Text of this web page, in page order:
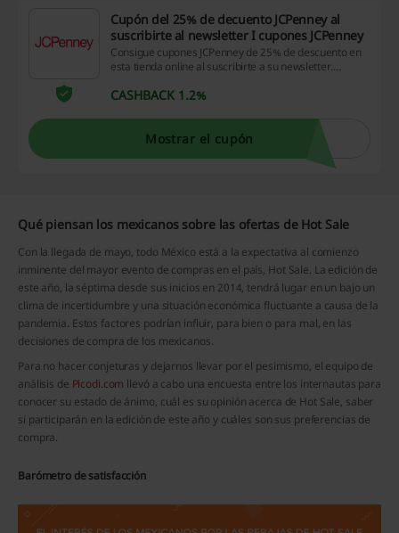
Cupón del 25% de decuento JCPenney al
suscribirte al newsletter I cupones JCPenney
Consigue cupones JCPenney de 25% de descuento en
esta tienda online al suscribirte a su newsletter.
para hombre y hazlo ahorrando plata con los cupones
informado de todas las novedades, ofertas y
promociones de la tienda online.
CASHBACK 1.2%
Mostrar el cupón
Qué piensan los mexicanos sobre las ofertas de Hot Sale
Con la llegada de mayo, todo México está a la expectativa al comienzo
inminente del mayor evento de compras en el país, Hot Sale. La edición de
este año, la séptima desde sus inicios en 2014, tendrá lugar en un bajo un
clima de incertidumbre y una situación económica fluctuante a causa de la
pandemia. Estos factores podrían influir, para bien o para mal, en las
decisiones de compra de los mexicanos.
Para no hacer conjeturas y dejarnos llevar por el pesimismo, el equipo de
análisis de Picodi.com llevó a cabo una encuesta entre los internautas para
conocer su estado de ánimo, cuál es su opinión acerca de Hot Sale, saber
si participarán en la edición de este año y cuáles son sus preferencias de
compra.
Barómetro de satisfacción